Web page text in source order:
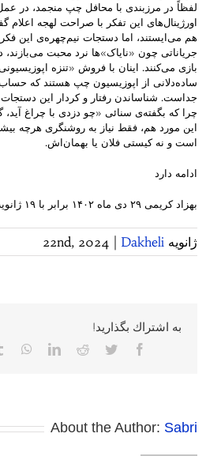
لفظاً در مرزبندی با محافل چپ منجمد، در
اورژینال‌های این تفکر با صراحت لهجه اعلام
هم می‌ایستند، اما دستجات نیم‌چهره‌ی این
جریاناتی چون «نایاک»ها نرد محبت می‌بازند،
بازی می‌کنند. اینان با فروش «تنزه
ساده‌دلانی از اپوزیسیون چپ هستند که
جداست‌. شناساندن رفتار و کردار این
چرا که بگفته‌ی سنائی «چو دزدی با چراغ آید،
این مورد هم، فقط نیاز به روشنگری هرچه
است و نه کیستی فلان یا بهمان‌اش.
ادامه دارد
بهزاد کریمی ۲۹ دی ماه ۱۴۰۲ برابر با ۱۹ ژانویه ۲۰۲۴
ژانویه 22nd, 2024 Dakheli
به اشتراك بگذاريد!
Facebook
Twitter
Reddit
LinkedIn
About the Author: Sabri